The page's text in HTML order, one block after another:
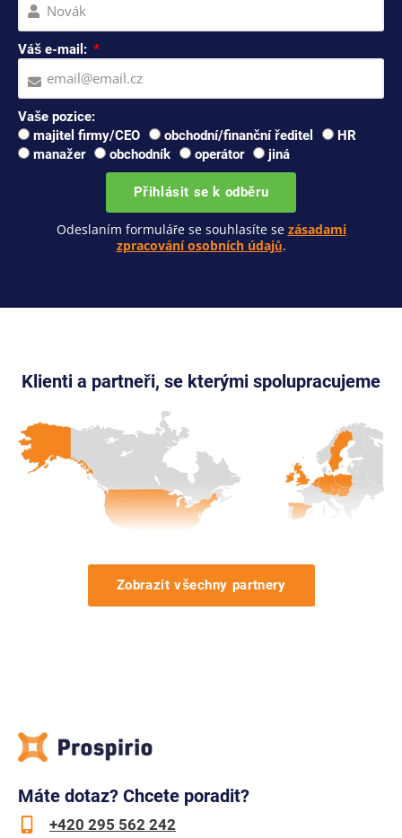
Váš e-mail:
Vaše pozice:
majitel firmy/CEO
obchodní/finanční ředitel
HR
manažer
obchodník operátor jiná
Přihlásit se k odběru
Odeslaním formuláře se souhlasíte se zásadami
zpracování osobních údajů.
Klienti a partneři, se kterými spolupracujeme
Zobrazit všechny partnery
Máte dotaz? Chcete poradit?
+420 295 562 242